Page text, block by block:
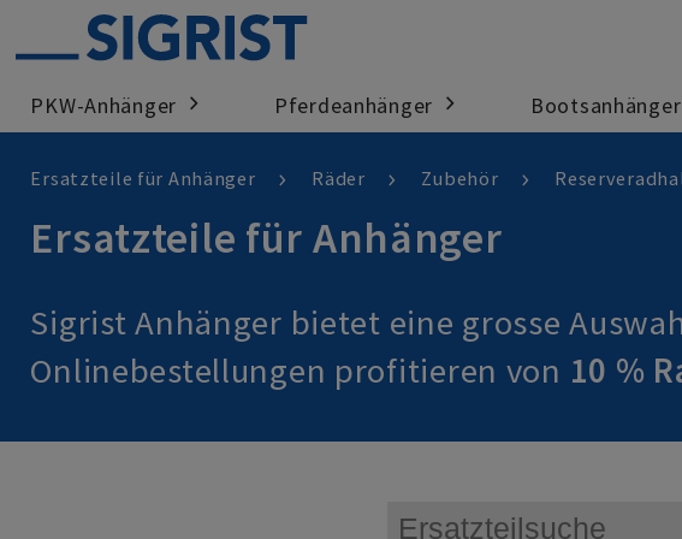
PKW-Anhänger > Pferdeanhänger > Bootsanhänger
Ersatzteile für Anhänger Räder Zubehör
Ersatzteile für Anhänger
Sigrist Anhänger bietet eine grosse
Onlinebestellungen profitieren von 10 %